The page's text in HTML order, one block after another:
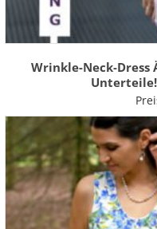
Wrinkle-Neck-Dress